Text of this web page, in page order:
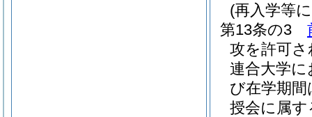
(再入学等
第13条の3
攻を許可
連合大学
び在学期
授会に属